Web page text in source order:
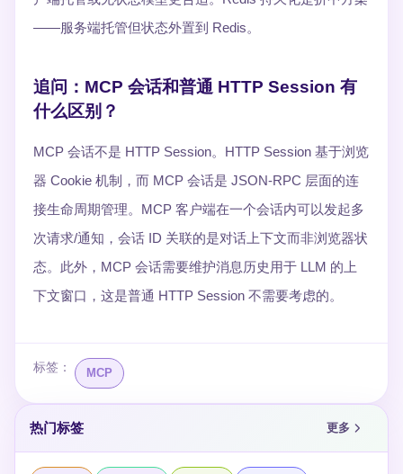
——服务端托管但状态外置到 Redis。
追问：MCP 会话和普通 HTTP Session 有
什么区别？
MCP 会话不是 HTTP Session。HTTP Session 基于浏览
器 Cookie 机制，而 MCP 会话是 JSON-RPC 层面的连
接生命周期管理。MCP 客户端在一个会话内可以发起多
次请求/通知，会话 ID 关联的是对话上下文而非浏览器状
态。此外，MCP 会话需要维护消息历史用于 LLM 的上
下文窗口，这是普通 HTTP Session 不需要考虑的。
标签： MCP
热门标签 更多